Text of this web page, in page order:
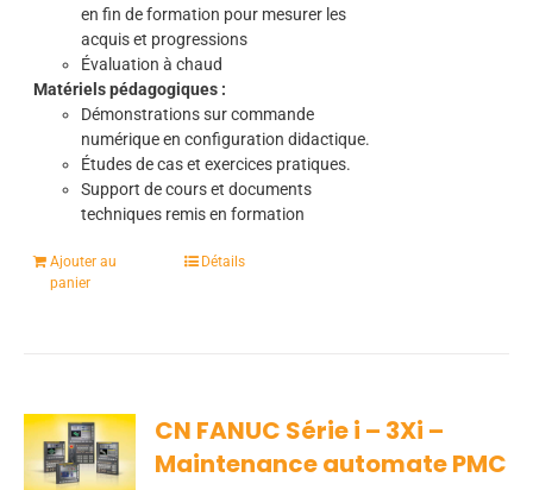
en fin de formation pour mesurer les
acquis et progressions
Évaluation à chaud
Matériels pédagogiques :
Démonstrations sur commande
numérique en configuration didactique.
Études de cas et exercices pratiques.
Support de cours et documents
techniques remis en formation
Ajouter au
panier
Détails
CN FANUC Série i – 3Xi –
Maintenance automate PMC